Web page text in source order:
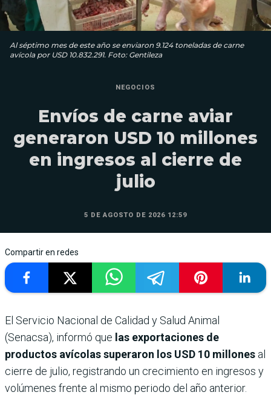
Al séptimo mes de este año se enviaron 9.124 toneladas de carne
avícola por USD 10.832.291. Foto: Gentileza
NEGOCIOS
Envíos de carne aviar
generaron USD 10 millones
en ingresos al cierre de
julio
5 DE AGOSTO DE 2026 12:59
Compartir en redes
El Servicio Nacional de Calidad y Salud Animal
(Senacsa), informó que las exportaciones de
productos avícolas superaron los USD 10 millones al
cierre de julio, registrando un crecimiento en ingresos y
volúmenes frente al mismo periodo del año anterior.